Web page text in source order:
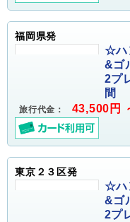
福岡県発
☆ハ
&ゴ
2プ
間
旅行代金： 43,500円
東京２３区発
☆ハ
&ゴ
2プ